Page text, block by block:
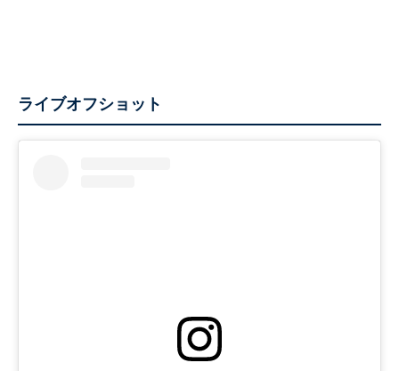
ライブオフショット